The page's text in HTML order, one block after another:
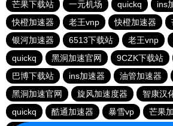
芒果下载站
一元机场 quickq ins
快橙加速器
老王vnp 快橙加速器
银河加速器
6513下载站 老王vnp
quickq
黑洞加速官网 9CZK下载站
巴博下载站
ins加速器 油管加速器
黑洞加速官网
旋风加速度器
智康汉
quickq
酷通加速器 暴雪vp 芒果